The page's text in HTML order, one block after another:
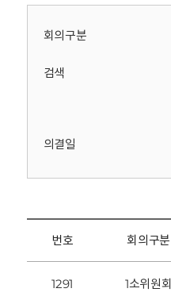
회
회의구분
검색
의결일
번호 회의구분
1291 1소위원회